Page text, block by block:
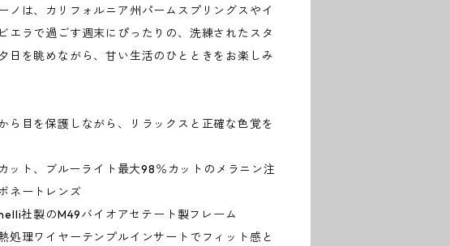
ノは、カリフォルニア州パームスプリングスやイ
エラで過ごす週末にぴったりの、洗練されたスタ
日を眺めながら、甘い生活のひとときをお楽しみ
ら目を保護しながら、リラックスと正確な色覚を
ット、ブルーライト最大98％カットのメラニン注
ネートレンズ
社製のM49バイオアセテート製フレーム
処理ワイヤーテンプルインサートでフィット感と